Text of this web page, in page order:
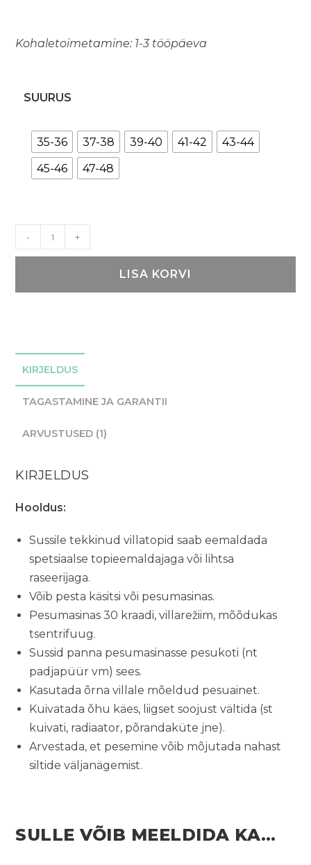
Kohaletoimetamine: 1-3 tööpäeva
SUURUS
35-36 37-38 39-40 41-42
43-44
45-46
47-48
vildist
Helehallid
- +
LISA KORVI
KIRJELDUS
TAGASTAMINE JA GARANTII
ARVUSTUSED (1)
KIRJELDUS
Hooldus:
Sussile tekkinud villatopid saab eemaldada
spetsiaalse topieemaldajaga või lihtsa
raseerijaga.
Võib pesta käsitsi või pesumasinas.
Pesumasinas 30 kraadi, villarežiim, mõõdukas
tsentrifuug.
Sussid panna pesumasinasse pesukoti (nt
padjapüür vm) sees.
Kasutada õrna villale mõeldud pesuainet.
Kuivatada õhu käes, liigset soojust vältida (st
kuivati, radiaator, põrandaküte jne).
Arvestada, et pesemine võib mõjutada nahast
siltide väljanägemist.
SULLE VÕIB MEELDIDA KA…